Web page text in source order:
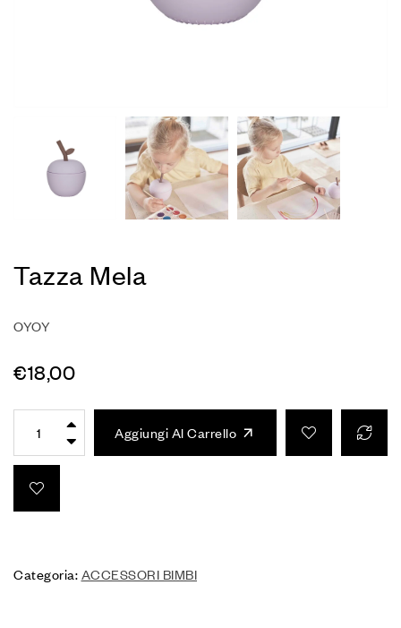
Tazza Mela
OYOY
€18,00
Aggiungi Al Carrello
Categoria: ACCESSORI BIMBI